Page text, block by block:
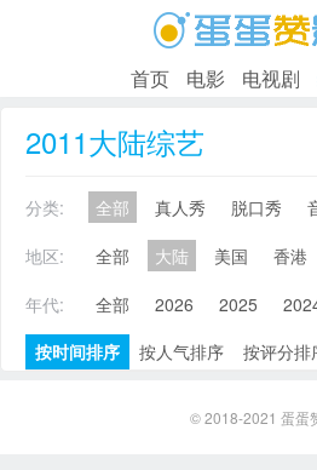
首页 电影 电视剧
2011大陆综艺
分类: 全部 真人秀 脱口秀
地区:
全部 大陆 美国 香港
年代:
全部 2026 2025
按时间排序
按人气排序 按评分排
© 2018-2021 蛋蛋